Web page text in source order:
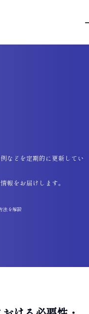
法を解説
などを定期的に更新してい
報をお届けします。